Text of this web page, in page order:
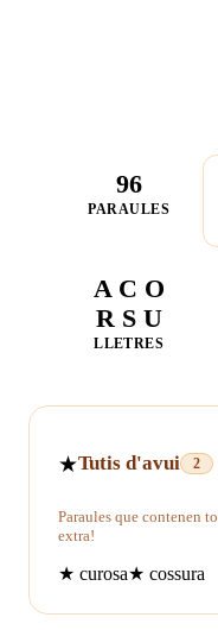
96
PARAULES
A C O
R S U
LLETRES
★Tutis d'avui 2
Paraules que contenen
extra!
★ curosa★ cossura